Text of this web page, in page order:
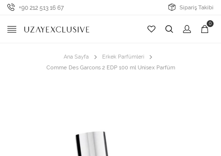
+90 212 513 16 67 Sipariş Takibi
0
Ana Sayfa
Erkek Parfümleri
Comme Des Garcons 2 EDP 100 ml Unisex Parfüm